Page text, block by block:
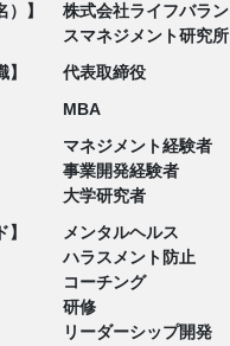
）】
株式会社ライフバラン
スマネジメント研究所
代表取締役
MBA
マネジメント経験者
事業開発経験者
大学研究者
メンタルヘルス
ハラスメント防止
コーチング
研修
リーダーシップ開発